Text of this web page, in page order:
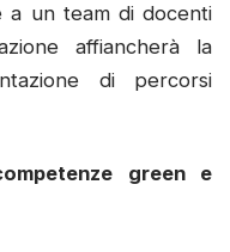
a un team di docenti
affiancherà la
di percorsi
green e